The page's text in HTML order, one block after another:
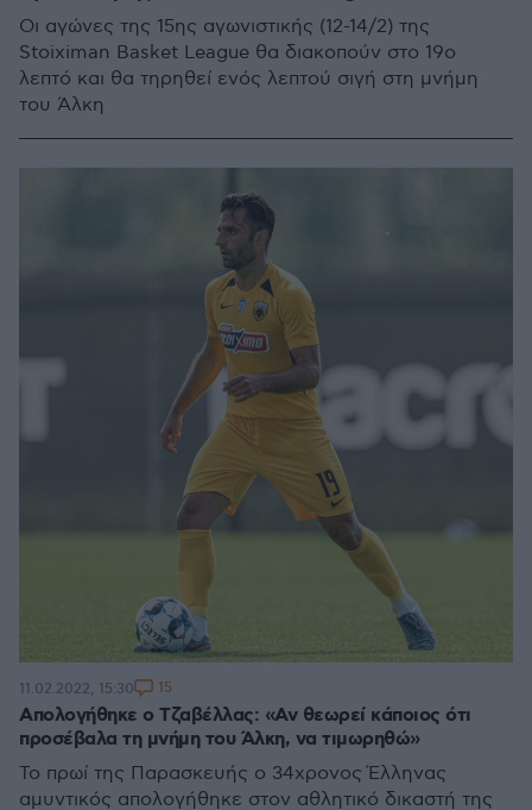
Οι αγώνες της 15ης αγωνιστικής (12-14/2) της
Stoiximan Basket League θα διακοπούν στο 19ο
λεπτό και θα τηρηθεί ενός λεπτού σιγή στη μνήμη
του Άλκη
Απολογήθηκε ο Τζαβέλλας: «Αν θεωρεί κάποιος ότι
προσέβαλα τη μνήμη του Άλκη, να τιμωρηθώ»
Το πρωί της Παρασκευής ο 34χρονος Έλληνας
αμυντικός απολογήθηκε στον αθλητικό δικαστή της
11.02.2022, 15:30 15